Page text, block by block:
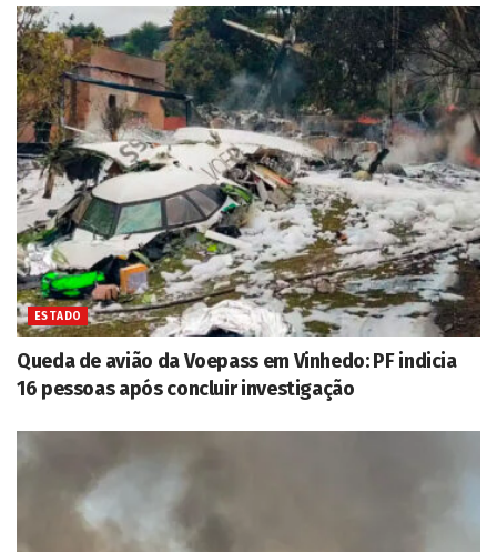
ESTADO
Queda de avião da Voepass em Vinhedo: PF indicia
16 pessoas após concluir investigação